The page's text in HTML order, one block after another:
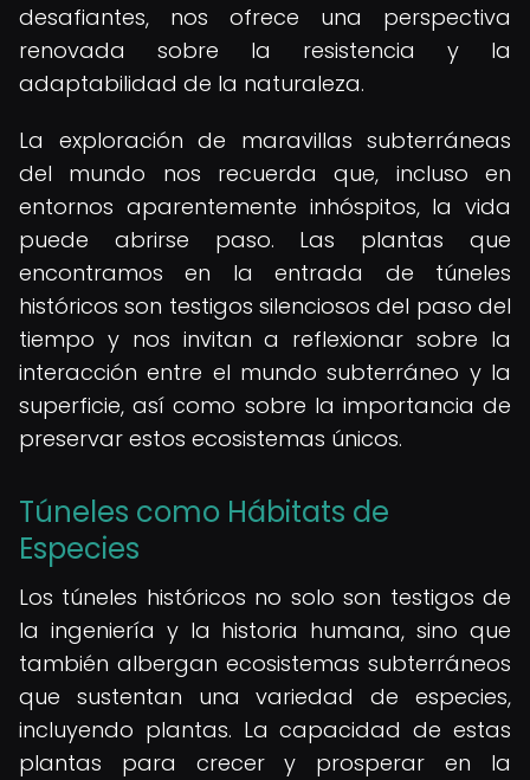
desafiantes, nos ofrece una perspectiva
renovada sobre la resistencia y la
adaptabilidad de la naturaleza.
La exploración de maravillas subterráneas
del mundo nos recuerda que, incluso en
entornos aparentemente inhóspitos, la vida
puede abrirse paso. Las plantas que
encontramos en la entrada de túneles
históricos son testigos silenciosos del paso del
tiempo y nos invitan a reflexionar sobre la
interacción entre el mundo subterráneo y la
superficie, así como sobre la importancia de
preservar estos ecosistemas únicos.
Túneles como Hábitats de
Especies
Los túneles históricos no solo son testigos de
la ingeniería y la historia humana, sino que
también albergan ecosistemas subterráneos
que sustentan una variedad de especies,
incluyendo plantas. La capacidad de estas
plantas para crecer y prosperar en la